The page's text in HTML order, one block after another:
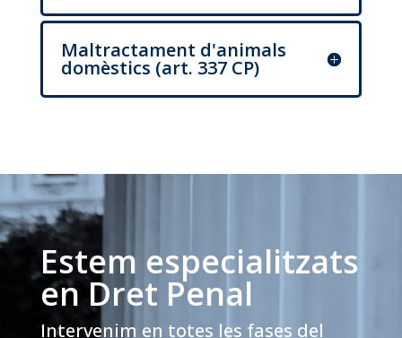
Maltractament d'animals
domèstics (art. 337 CP)
Estem especialitzats
en Dret Penal
Intervenim en totes les fases del